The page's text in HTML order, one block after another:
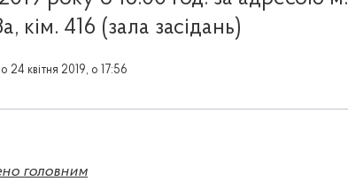
кім. 416 (залa засідань)
24 квітня 2019, о 17:56
головним